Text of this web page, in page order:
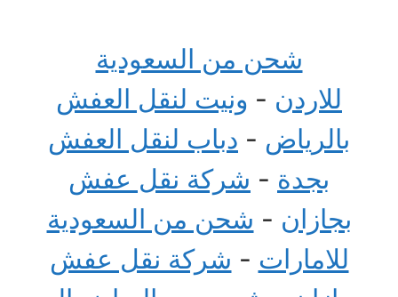
شحن من السعودية
للاردن - ونيت لنقل العفش
بالرياض - دباب لنقل العفش
بجدة - شركة نقل عفش
بجازان - شحن من السعودية
للامارات - شركة نقل عفش